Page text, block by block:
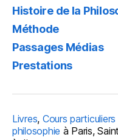
Histoire de la
Méthode
Passages Médias
Prestations
Livres, Cours particuliers
philosophie à Paris,